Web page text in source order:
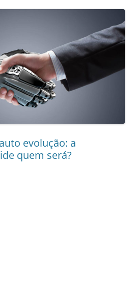
evolução: a
quem será?